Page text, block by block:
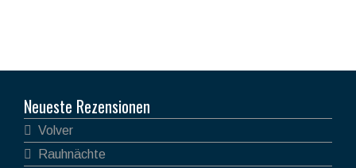
Neueste Rezensionen
Volver
Rauhnächte